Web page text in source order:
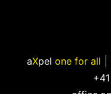
aXpel one for all